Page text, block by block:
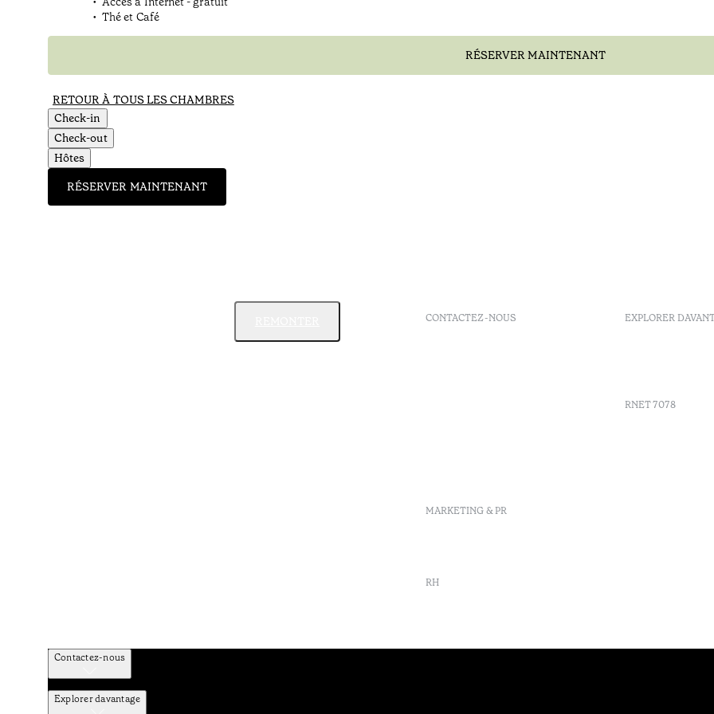
Thé et Café
RÉSERVER MAINTENANT
RETOUR À TOUS LES CHAMBRES
Check-in
Check-out
Hôtes
RÉSERVER MAINTENANT
CONTACTEZ-NOUS
MARKETING & PR
RH
EXPLORER
RNET 7078
Contactez-nous
Explorer davantage